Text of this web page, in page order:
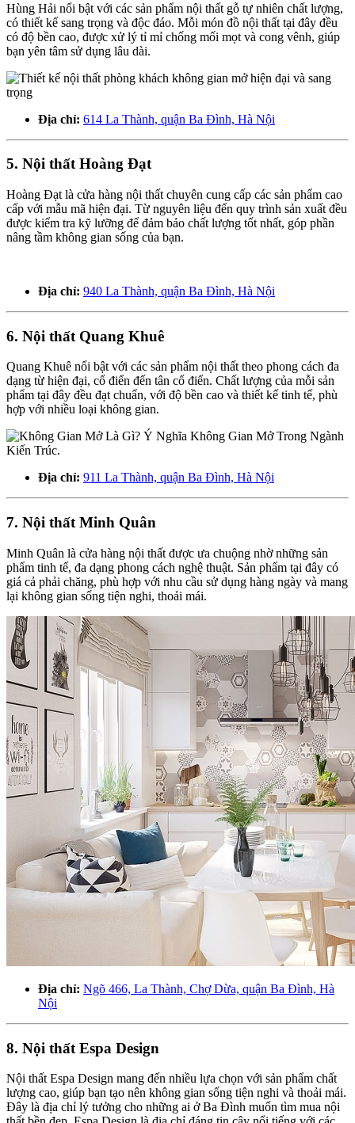
Hùng Hải nổi bật với các sản phẩm nội thất gỗ tự nhiên chất lượng,
có thiết kế sang trọng và độc đáo. Mỗi món đồ nội thất tại đây đều
có độ bền cao, được xử lý tỉ mỉ chống mối mọt và cong vênh, giúp
bạn yên tâm sử dụng lâu dài.
Địa chỉ: 614 La Thành, quận Ba Đình, Hà Nội
5. Nội thất Hoàng Đạt
Hoàng Đạt là cửa hàng nội thất chuyên cung cấp các sản phẩm cao
cấp với mẫu mã hiện đại. Từ nguyên liệu đến quy trình sản xuất đều
được kiểm tra kỹ lưỡng để đảm bảo chất lượng tốt nhất, góp phần
nâng tầm không gian sống của bạn.
Địa chỉ: 940 La Thành, quận Ba Đình, Hà Nội
6. Nội thất Quang Khuê
Quang Khuê nổi bật với các sản phẩm nội thất theo phong cách đa
dạng từ hiện đại, cổ điển đến tân cổ điển. Chất lượng của mỗi sản
phẩm tại đây đều đạt chuẩn, với độ bền cao và thiết kế tinh tế, phù
hợp với nhiều loại không gian.
Địa chỉ: 911 La Thành, quận Ba Đình, Hà Nội
7. Nội thất Minh Quân
Minh Quân là cửa hàng nội thất được ưa chuộng nhờ những sản
phẩm tinh tế, đa dạng phong cách nghệ thuật. Sản phẩm tại đây có
giá cả phải chăng, phù hợp với nhu cầu sử dụng hàng ngày và mang
lại không gian sống tiện nghi, thoải mái.
Địa chỉ: Ngõ 466, La Thành, Chợ Dừa, quận Ba Đình, Hà
Nội
8. Nội thất Espa Design
Nội thất Espa Design mang đến nhiều lựa chọn với sản phẩm chất
lượng cao, giúp bạn tạo nên không gian sống tiện nghi và thoải mái.
Đây là địa chỉ lý tưởng cho những ai ở Ba Đình muốn tìm mua nội